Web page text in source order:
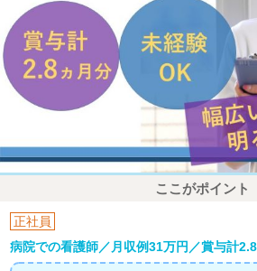
ここがポイント
正社員
病院での看護師／月収例31万円／賞与計